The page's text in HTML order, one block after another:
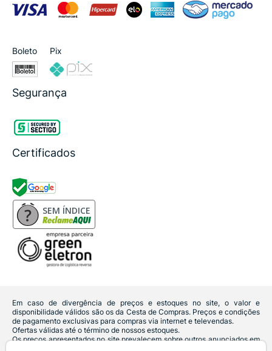
Boleto Pix
Segurança
Certificados
SEM ÍNDICE
Em caso de divergência de preços e estoques no site, o valor e
disponibilidade válidos são os da Cesta de Compras. Preços e condições
de pagamento exclusivas para compras via internet e televendas.
Ofertas válidas até o término de nossos estoques.
Os preços apresentados no site prevalecem sobre outros anunciados em